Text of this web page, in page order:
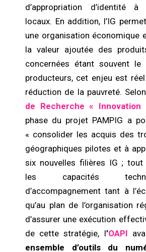
d’appropriation d’identité
locaux. En addition, l’IG
une organisation économique
la valeur ajoutée des
concernées étant souvent
producteurs, cet enjeu est
réduction de la pauvreté. Selon
de Recherche « Innovation
phase du projet PAMPIG a
« consolider les acquis des
géographiques pilotes et à
six nouvelles filières IG ;
les capacités
d’accompagnement tant à
qu’au plan de l’organisation
d’assurer une exécution
de cette stratégie, l’OAPI
ensemble d’outils du